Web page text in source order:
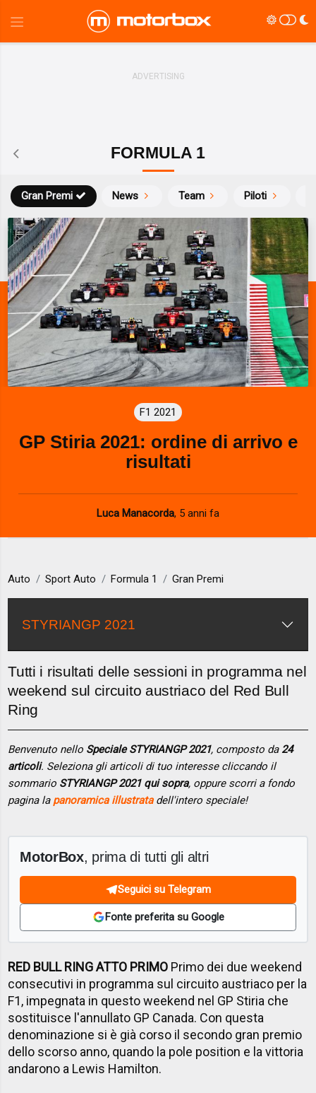
FORMULA 1
News
Gran Premi Team Piloti
F1 2021
GP Stiria 2021: ordine di arrivo e
risultati
Luca Manacorda, 5 anni fa
Auto Sport Auto Formula 1 Gran Premi
STYRIANGP 2021
Tutti i risultati delle sessioni in programma nel
weekend sul circuito austriaco del Red Bull
Ring
Benvenuto nello Speciale STYRIANGP 2021, composto da 24
articoli. Seleziona gli articoli di tuo interesse cliccando il
sommario STYRIANGP 2021 qui sopra, oppure scorri a fondo
pagina la panoramica illustratadell'intero speciale!
MotorBox, prima di tutti gli altri
Seguici su Telegram
Fonte preferita su Google
RED BULL RING ATTO PRIMO Primo dei due weekend
consecutivi in programma sul circuito austriaco per la
F1, impegnata in questo weekend nel GP Stiria che
sostituisce l'annullato GP Canada. Con questa
denominazione si è già corso il secondo gran premio
dello scorso anno, quando la pole position e la vittoria
andarono a Lewis Hamilton.